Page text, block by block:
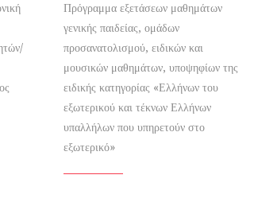
Πρόγραμμα εξετάσεων μαθημάτων
γενικής παιδείας, ομάδων
προσανατολισμού, ειδικών και
μουσικών μαθημάτων, υποψηφίων της
ειδικής κατηγορίας «Ελλήνων του
εξωτερικού και τέκνων Ελλήνων
υπαλλήλων που υπηρετούν στο
εξωτερικό»